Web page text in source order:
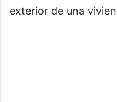
exterior de una